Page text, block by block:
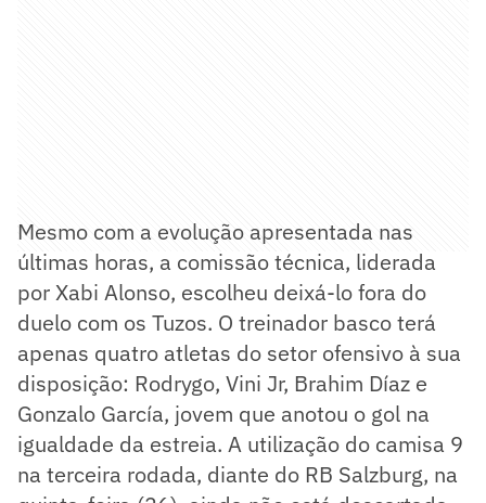
Mesmo com a evolução apresentada nas
últimas horas, a comissão técnica, liderada
por Xabi Alonso, escolheu deixá-lo fora do
duelo com os Tuzos. O treinador basco terá
apenas quatro atletas do setor ofensivo à sua
disposição: Rodrygo, Vini Jr, Brahim Díaz e
Gonzalo García, jovem que anotou o gol na
igualdade da estreia. A utilização do camisa 9
na terceira rodada, diante do RB Salzburg, na